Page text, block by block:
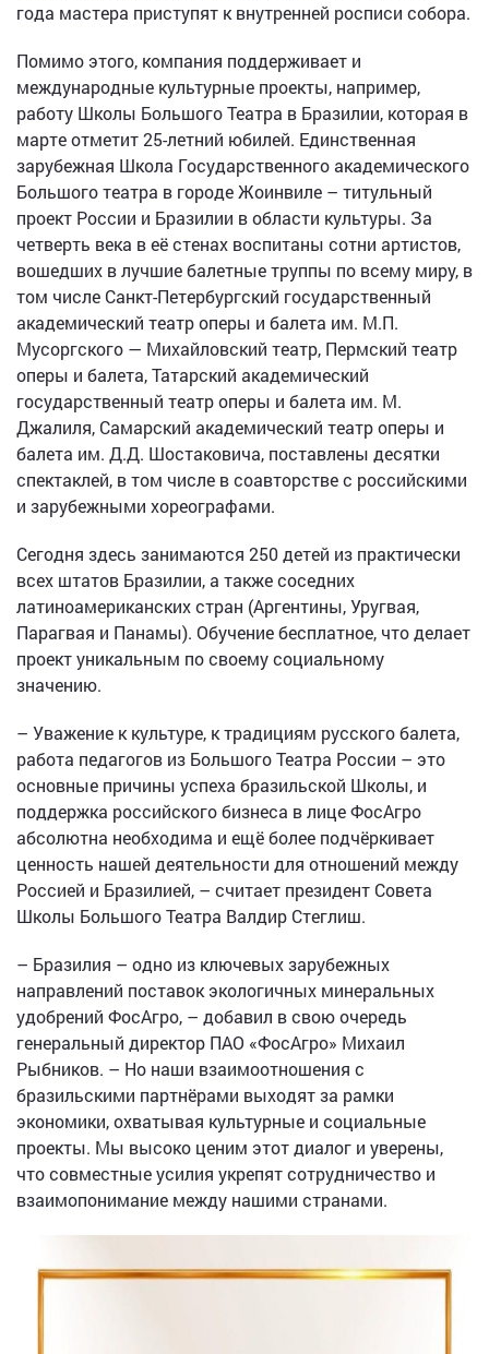
года мастера приступят к внутренней росписи собора.
Помимо этого, компания поддерживает и
международные культурные проекты, например,
работу Школы Большого Театра в Бразилии, которая в
марте отметит 25-летний юбилей. Единственная
зарубежная Школа Государственного академического
Большого театра в городе Жоинвиле – титульный
проект России и Бразилии в области культуры. За
четверть века в её стенах воспитаны сотни артистов,
вошедших в лучшие балетные труппы по всему миру, в
том числе Санкт-Петербургский государственный
академический театр оперы и балета им. М.П.
Мусоргского — Михайловский театр, Пермский театр
оперы и балета, Татарский академический
государственный театр оперы и балета им. М.
Джалиля, Самарский академический театр оперы и
балета им. Д.Д. Шостаковича, поставлены десятки
спектаклей, в том числе в соавторстве с российскими
и зарубежными хореографами.
Сегодня здесь занимаются 250 детей из практически
всех штатов Бразилии, а также соседних
латиноамериканских стран (Аргентины, Уругвая,
Парагвая и Панамы). Обучение бесплатное, что делает
проект уникальным по своему социальному
значению.
– Уважение к культуре, к традициям русского балета,
работа педагогов из Большого Театра России – это
основные причины успеха бразильской Школы, и
поддержка российского бизнеса в лице ФосАгро
абсолютна необходима и ещё более подчёркивает
ценность нашей деятельности для отношений между
Россией и Бразилией, – считает президент Совета
Школы Большого Театра Валдир Стеглиш.
– Бразилия – одно из ключевых зарубежных
направлений поставок экологичных минеральных
удобрений ФосАгро, – добавил в свою очередь
генеральный директор ПАО «ФосАгро» Михаил
Рыбников. – Но наши взаимоотношения с
бразильскими партнёрами выходят за рамки
экономики, охватывая культурные и социальные
проекты. Мы высоко ценим этот диалог и уверены,
что совместные усилия укрепят сотрудничество и
взаимопонимание между нашими странами.